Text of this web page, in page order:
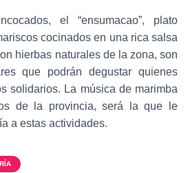
el “ensumacao”, plato
cocinados en una rica salsa
hierbas naturales de la zona, son
que podrán degustar quienes
solidarios. La música de marimba
de la provincia, será la que le
a estas actividades.